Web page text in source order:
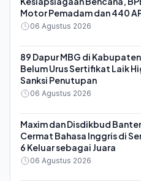
Motor Pemadam dan 440
06 Agustus 2026
89 Dapur MBG di
Belum Urus Sertifikat Laik
Sanksi Penutupan
06 Agustus 2026
Maxim dan Disdikbud
Cermat Bahasa Inggris di
6 Keluar sebagai Juara
06 Agustus 2026